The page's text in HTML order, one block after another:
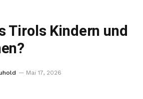
Tirols Kindern und
Mai 17, 2026